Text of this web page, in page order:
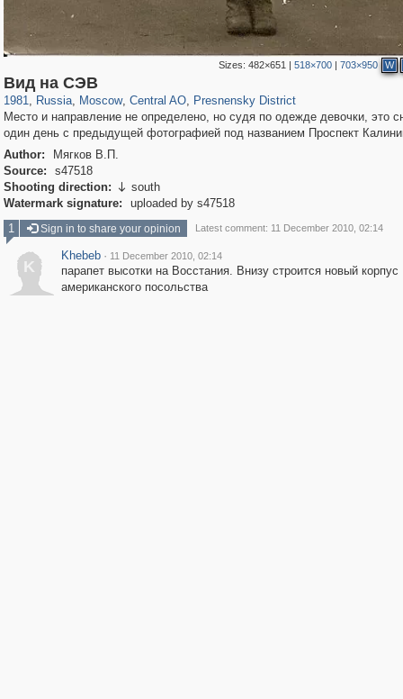
Sizes:482×651 |518×700 |703×950 W
Вид на СЭВ
1981, Russia
1,406,840
, Moscow
319,864 8,286
, Central AO
160,012
, Presnensky District
Место и направление не определено, но судя по одежде девочки, это
один день с предыдущей фотографией под названием Проспект
Author:
Мягков В.П.
Source:
s47518
Shooting direction:  south
Watermark signature:
uploaded by s47518
1
Sign in to share your opinion Latest comment: 11 December 2010, 02:14
K
Khebeb · 11 December 2010, 02:14
парапет высотки на Восстания. Внизу строится новый корпус
американского посольства